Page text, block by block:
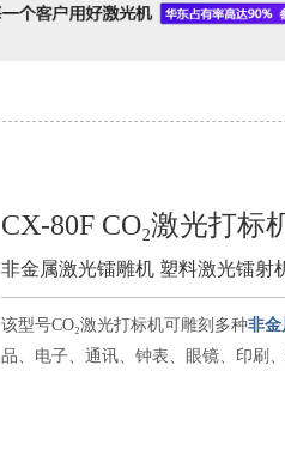
CX-80F CO₂激光打标
非金属激光镭雕机 塑料激光镭射
该型号CO₂激光打标机可雕刻多种非金
品、电子、通讯、钟表、眼镜、印刷、